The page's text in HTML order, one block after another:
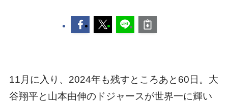
11月に入り、2024年も残すところあと60日。大
谷翔平と山本由伸のドジャースが世界一に輝い